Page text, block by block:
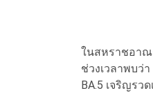
ในสหราชอาณ
ช่วงเวลาพบว่า
BA.5 เจริญรว